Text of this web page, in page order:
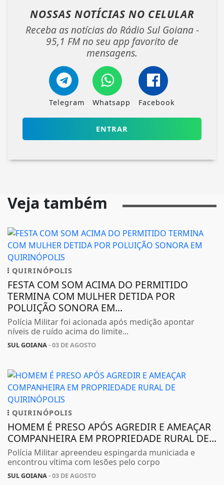
NOSSAS NOTÍCIAS NO CELULAR
Receba as notícias do Rádio Sul Goiana -
95,1 FM no seu app favorito de
mensagens.
Telegram Whatsapp Facebook
ENTRAR
Veja também
QUIRINÓPOLIS
FESTA COM SOM ACIMA DO PERMITIDO
TERMINA COM MULHER DETIDA POR
POLUIÇÃO SONORA EM...
Polícia Militar foi acionada após medição apontar
níveis de ruído acima do limite...
SUL GOIANA- 03 DE AGOSTO
QUIRINÓPOLIS
HOMEM É PRESO APÓS AGREDIR E AMEAÇAR
COMPANHEIRA EM PROPRIEDADE RURAL DE...
Polícia Militar apreendeu espingarda municiada e
encontrou vítima com lesões pelo corpo
SUL GOIANA- 03 DE AGOSTO